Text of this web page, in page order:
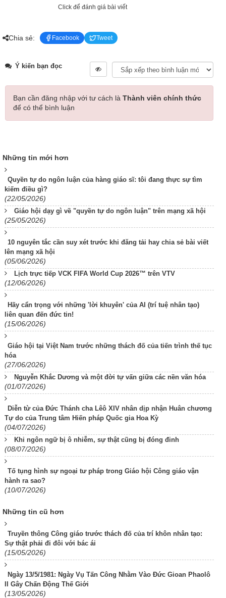
Click để đánh giá bài viết
Chia sẻ: Facebook Tweet
Ý kiến bạn đọc
Bạn cần đăng nhập với tư cách là Thành viên chính thức
để có thể bình luận
Những tin mới hơn
Quyền tự do ngôn luận của hàng giáo sĩ: tôi đang thực sự tìm
kiếm điều gì?
(22/05/2026)
Giáo hội dạy gì về "quyền tự do ngôn luận" trên mạng xã hội
(25/05/2026)
10 nguyên tắc cần suy xét trước khi đăng tải hay chia sẻ bài viết
lên mạng xã hội
(05/06/2026)
Lịch trực tiếp VCK FIFA World Cup 2026™ trên VTV
(12/06/2026)
Hãy cẩn trọng với những 'lời khuyên' của AI (trí tuệ nhân tạo)
liên quan đến đức tin!
(15/06/2026)
Giáo hội tại Việt Nam trước những thách đố của tiến trình thế tục
hóa
(27/06/2026)
Nguyễn Khắc Dương và một đời tự vấn giữa các nền văn hóa
(01/07/2026)
Diễn từ của Đức Thánh cha Lêô XIV nhân dịp nhận Huân chương
Tự do của Trung tâm Hiến pháp Quốc gia Hoa Kỳ
(04/07/2026)
Khi ngôn ngữ bị ô nhiễm, sự thật cũng bị đóng đinh
(08/07/2026)
Tố tụng hình sự ngoại tư pháp trong Giáo hội Công giáo vận
hành ra sao?
(10/07/2026)
Những tin cũ hơn
Truyền thông Công giáo trước thách đố của trí khôn nhân tạo:
Sự thật phải đi đôi với bác ái
(15/05/2026)
Ngày 13/5/1981: Ngày Vụ Tấn Công Nhằm Vào Đức Gioan Phaolô
II Gây Chấn Động Thế Giới
(13/05/2026)